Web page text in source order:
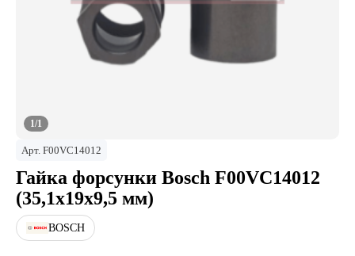
1/1
Арт. F00VС14012
Гайка форсунки Bosch F00VС14012
(35,1х19х9,5 мм)
BOSCH